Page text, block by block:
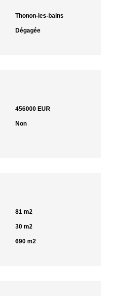
Thonon-les-bains
Dégagée
456000 EUR
Non
81 m2
30 m2
690 m2